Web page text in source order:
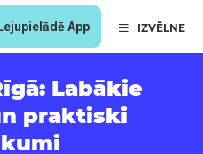
App IZVĒLNE
Labākie
praktiski